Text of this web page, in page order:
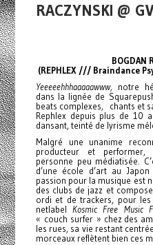
RACZYNSKI @ GV
BOGDAN
(REPHLEX /// Braindance
Yeeeeehhhaaaaawww, notre
dans la lignée de
beats complexes, chants et
Rephlex depuis plus de 10
dansant, teinté de lyrisme
Malgré une unanime
producteur et performer,
personne peu médiatisée.
d’une école d’art au
passion pour la musique est
des clubs de jazz et
ordi et de trackers, pour
netlabelKosmic Free Music
« couch surfer » chez des
les rues, sa vie restant
morceaux reflètent bien ces